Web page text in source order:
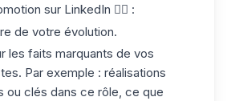
sur LinkedIn ✍🏼 :
de votre évolution.
les faits marquants de vos
Par exemple : réalisations
ou clés dans ce rôle, ce que